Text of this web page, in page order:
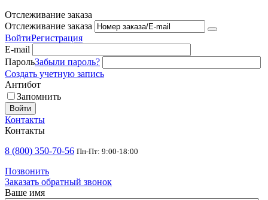
Отслеживание заказа
Отслеживание заказа
ВойтиРегистрация
E-mail
ПарольЗабыли пароль?
Создать учетную запись
Антибот
Запомнить
Войти
Контакты
Контакты
8 (800) 350-70-56 Пн-Пт: 9:00-18:00
Позвонить
Заказать обратный звонок
Ваше имя